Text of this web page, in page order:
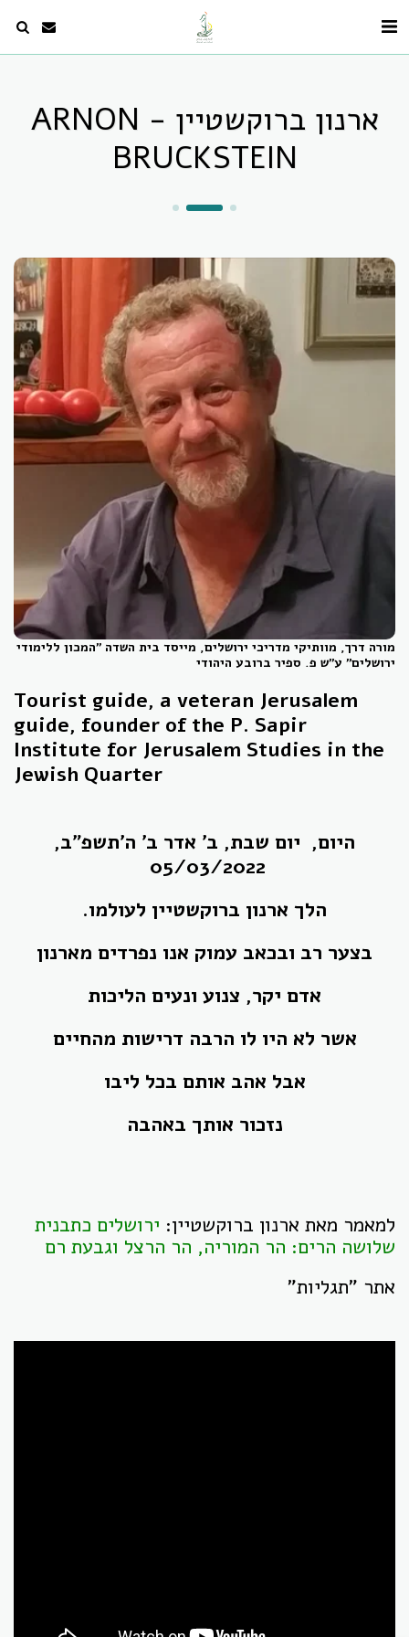
ארנון ברוקשטיין - ARNON
BRUCKSTEIN
מורה דרך, מוותיקי מדריכי ירושלים, מייסד בית השדה "המכון ללימודי
ירושלים" ע"ש פ. ספיר ברובע היהודי
Tourist guide, a veteran Jerusalem
guide, founder of the P. Sapir
Institute for Jerusalem Studies in the
Jewish Quarter
היום, יום שבת, ב' אדר ב' ה'תשפ"ב,
05/03/2022
הלך ארנון ברוקשטיין לעולמו.
בצער רב ובכאב עמוק אנו נפרדים מארנון
אדם יקר, צנוע ונעים הליכות
אשר לא היו לו הרבה דרישות מהחיים
אבל אהב אותם בכל ליבו
נזכור אותך באהבה
למאמר מאת ארנון ברוקשטיין: ירושלים כתבנית
שלושה הרים: הר המוריה, הר הרצל וגבעת רם
אתר "תגליות"